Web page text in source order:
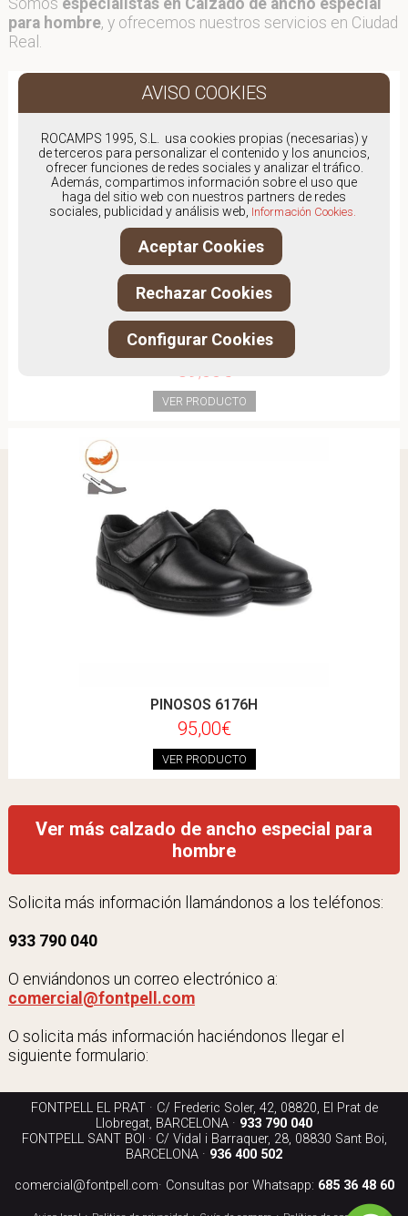
para hombre, y ofrecemos nuestros servicios en Ciudad
Real.
PINOSOS 5975H
89,00€
VER PRODUCTO
PINOSOS 6176H
95,00€
VER PRODUCTO
Ver más calzado de ancho especial para
hombre
Solicita más información llamándonos a los teléfonos:
933 790 040
O enviándonos un correo electrónico a:
comercial@fontpell.com
O solicita más información haciéndonos llegar el
siguiente formulario:
FONTPELL EL PRAT · C/ Frederic Soler, 42, 08820, El Prat de
Llobregat, BARCELONA · 933 790 040
FONTPELL SANT BOI · C/ Vidal i Barraquer, 28, 08830 Sant Boi,
BARCELONA · 936 400 502
comercial@fontpell.com· Consultas por Whatsapp: 685 36 48 60
ROCAMPS 1995, S.L. usa cookies propias (necesarias) y
de terceros para personalizar el contenido y los anuncios,
ofrecer funciones de redes sociales y analizar el tráfico.
Además, compartimos información sobre el uso que
haga del sitio web con nuestros partners de redes
sociales, publicidad y análisis web, Información Cookies.
Aceptar Cookies
Rechazar Cookies
Configurar Cookies